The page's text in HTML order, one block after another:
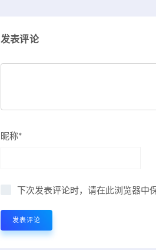
发表评论
昵称*
下次发表评论时，请在此浏览器中